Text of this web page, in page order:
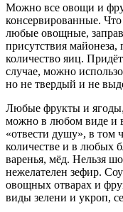
Можно все овощи и
консервированные. Что
любые овощные,
присутствия
количество яиц.
случае, можно
но не твердый и не
Любые фрукты и ягоды,
можно в любом виде и
«отвести душу», в том
количестве и в любых
варенья, мёд. Нельзя
нежелателен зефир.
овощных отварах и
виды зелени и укроп,